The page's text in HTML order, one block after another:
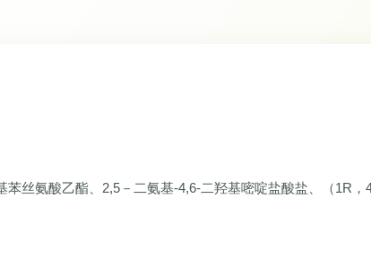
丝氨酸乙酯、2,5－二氨基-4,6-二羟基嘧啶盐酸盐、（1R